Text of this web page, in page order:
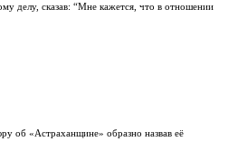
делу, сказав: “Мне кажется, что в отношении
об «Астраханщине» образно назвав её